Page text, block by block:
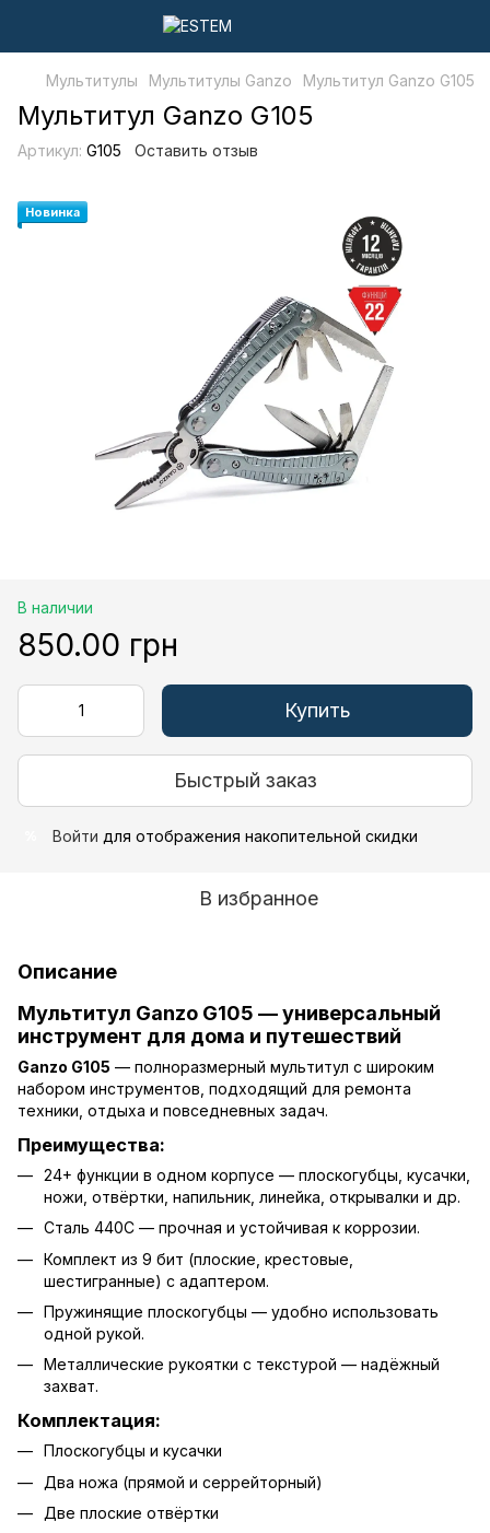
Мультитулы Мультитулы Ganzo Мультитул Ganzo G105
Мультитул Ganzo G105
Артикул: G105 Оставить отзыв
Новинка
В наличии
850.00 грн
Купить
Быстрый заказ
Войти для отображения накопительной скидки
В избранное
Описание
Мультитул Ganzo G105 — универсальный
инструмент для дома и путешествий
Ganzo G105 — полноразмерный мультитул с широким
набором инструментов, подходящий для ремонта
техники, отдыха и повседневных задач.
Преимущества:
24+ функции в одном корпусе — плоскогубцы, кусачки,
ножи, отвёртки, напильник, линейка, открывалки и др.
Сталь 440C — прочная и устойчивая к коррозии.
Комплект из 9 бит (плоские, крестовые,
шестигранные) с адаптером.
Пружинящие плоскогубцы — удобно использовать
одной рукой.
Металлические рукоятки с текстурой — надёжный
захват.
Комплектация:
Плоскогубцы и кусачки
Два ножа (прямой и серрейторный)
Две плоские отвёртки